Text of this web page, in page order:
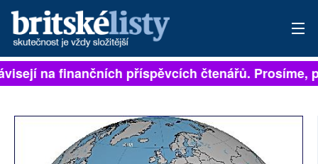
PŘIHLÁSIT
na finančních příspěvcích čtenářů. Prosíme,